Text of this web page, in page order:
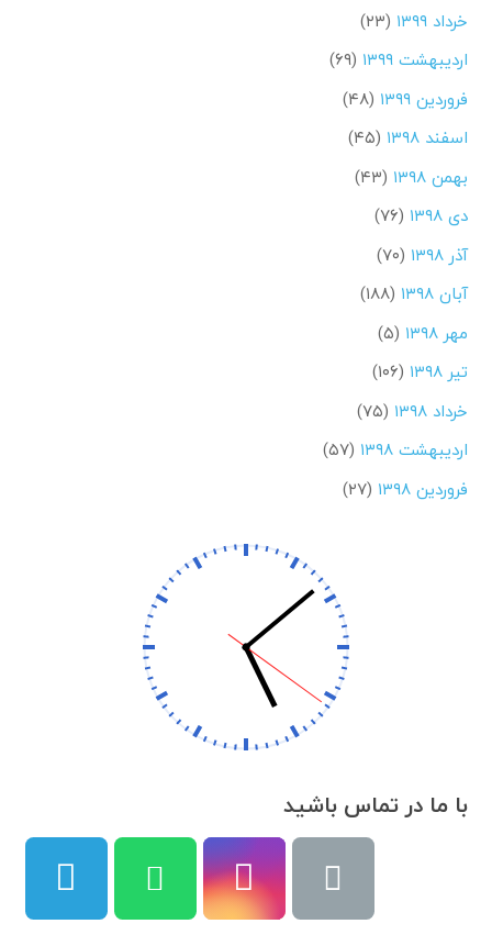
خرداد ۱۳۹۹
(۲۳)
اردیبهشت ۱۳۹۹
(۶۹)
فروردین ۱۳۹۹
(۴۸)
اسفند ۱۳۹۸
(۴۵)
بهمن ۱۳۹۸
(۴۳)
دی ۱۳۹۸
(۷۶)
آذر ۱۳۹۸
(۷۰)
آبان ۱۳۹۸
(۱۸۸)
مهر ۱۳۹۸
(۵)
تیر ۱۳۹۸
(۱۰۶)
خرداد ۱۳۹۸
(۷۵)
اردیبهشت ۱۳۹۸
(۵۷)
فروردین ۱۳۹۸
(۲۷)
با ما در تماس باشید